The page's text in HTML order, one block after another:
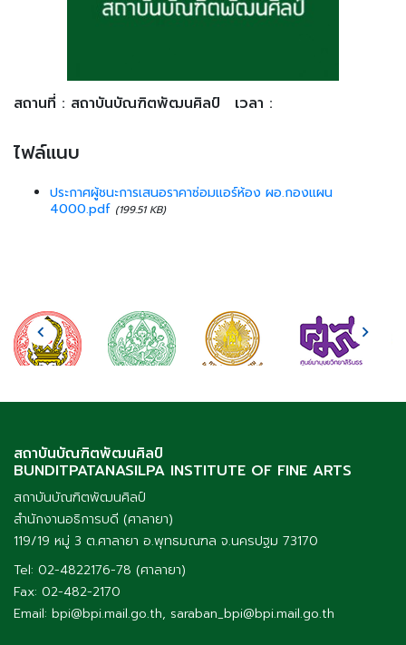
สถานที่ : สถาบันบัณฑิตพัฒนศิลป์ เวลา :
ไฟล์แนบ
ประกาศผู้ชนะการเสนอราคาซ่อมแอร์ห้อง ผอ.กองแผน
4000.pdf (199.51 KB)
สถาบันบัณฑิตพัฒนศิลป์
BUNDITPATANASILPA INSTITUTE OF FINE ARTS
สถาบันบัณฑิตพัฒนศิลป์
สำนักงานอธิการบดี (ศาลายา)
119/19 หมู่ 3 ต.ศาลายา อ.พุทธมณฑล จ.นครปฐม 73170
Tel: 02-4822176-78 (ศาลายา)
Fax: 02-482-2170
Email: bpi@bpi.mail.go.th, saraban_bpi@bpi.mail.go.th